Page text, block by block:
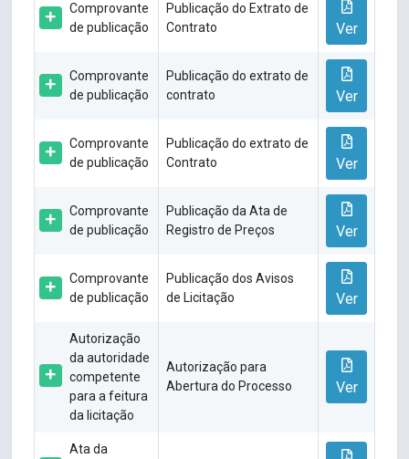
Comprovante
de publicação
Publicação do Extrato de
Contrato
Ver
Comprovante
de publicação
Publicação do extrato de
contrato
Ver
Comprovante
de publicação
Publicação do extrato de
Contrato
Ver
Comprovante
de publicação
Publicação da Ata de
Registro de Preços
Ver
Comprovante
de publicação
Publicação dos Avisos
de Licitação
Ver
Autorização
da autoridade
competente
para a feitura
da licitação
Autorização para
Abertura do Processo
Ver
Ata da